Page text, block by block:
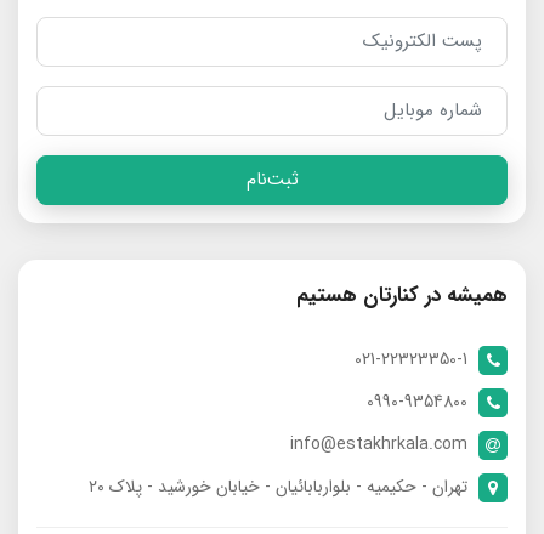
ثبت‌نام
همیشه در کنارتان هستیم
021-22323350-1
0990-9354800
info@estakhrkala.com
تهران - حکیمیه - بلواربابائیان - خیابان خورشید - پلاک ۲۰